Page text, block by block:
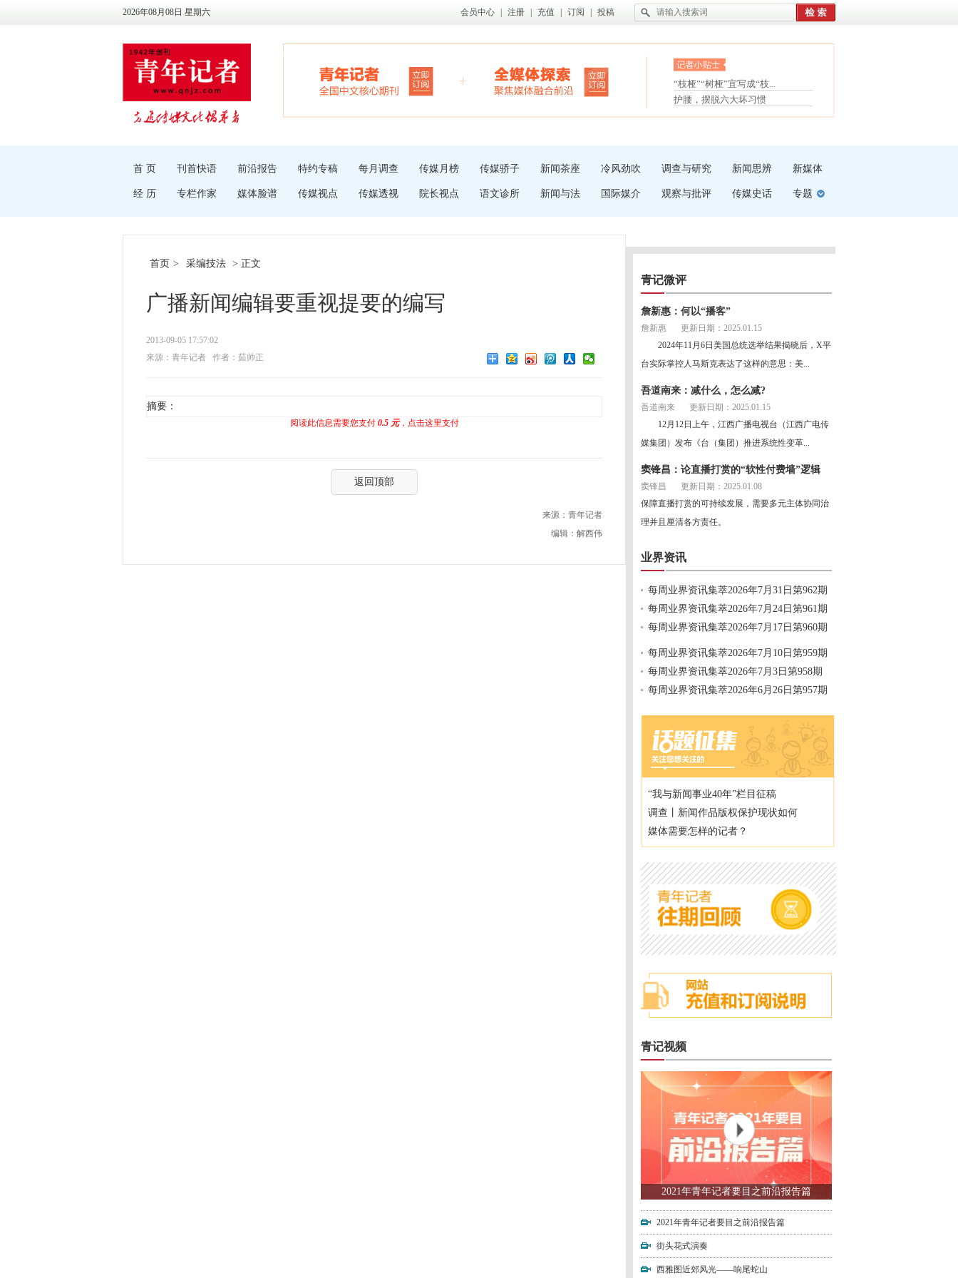
2026年08月08日 星期六 会员中心 注册 充值 订阅 投稿
眼白变红或是结膜下出血
“枝桠”“树桠”宜写成“枝...
夏天缓解疲劳有三招
护腰，摆脱六大坏习惯
受伤了冰敷还是热敷
首 页 刊首快语 前沿报告 特约专稿 每月调查 传媒月榜 传媒骄子 新闻茶座 冷风劲吹 调查与研究 新闻思辨 新媒体
经 历 专栏作家 媒体脸谱 传媒视点 传媒透视 院长视点 语文诊所 新闻与法 国际媒介 观察与批评 传媒史话 专题
首页 > 采编技法 > 正文
广播新闻编辑要重视提要的编写
2013-09-05 17:57:02
来源：青年记者
作者：茹帅正
摘要：
阅读此信息需要您支付 0.5 元，点击这里支付
返回顶部
来源：青年记者
编辑：解西伟
青记微评
詹新惠：何以“播客”
詹新惠
更新日期：2025.01.15
2024年11月6日美国总统选举结果揭晓后，X平
台实际掌控人马斯克表达了这样的意思：美...
吾道南来：减什么，怎么减?
吾道南来
更新日期：2025.01.15
12月12日上午，江西广播电视台（江西广电传
媒集团）发布《台（集团）推进系统性变革...
窦锋昌：论直播打赏的“软性付费墙”逻辑
窦锋昌
更新日期：2025.01.08
保障直播打赏的可持续发展，需要多元主体协同治
理并且厘清各方责任。
业界资讯
每周业界资讯集萃2026年7月31日第962期
每周业界资讯集萃2026年7月24日第961期
每周业界资讯集萃2026年7月17日第960期
每周业界资讯集萃2026年7月10日第959期
每周业界资讯集萃2026年7月3日第958期
每周业界资讯集萃2026年6月26日第957期
“我与新闻事业40年”栏目征稿
调查丨新闻作品版权保护现状如何
媒体需要怎样的记者？
青记视频
2021年青年记者要目之前沿报告篇
2021年青年记者要目之前沿报告篇
街头花式演奏
西雅图近郊风光——响尾蛇山